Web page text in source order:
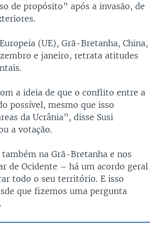
de propósito” após a invasão, de
(UE), Grã-Bretanha, China,
e janeiro, retrata atitudes
a ideia de que o conflito entre a
possível, mesmo que isso
da Ucrânia”, disse Susi
a votação.
na Grã-Bretanha e nos
de Ocidente – há um acordo geral
todo o seu território. E isso
que fizemos uma pergunta